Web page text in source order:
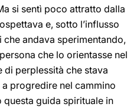
si sentì poco attratto dalla
e, sotto l’influsso
andava sperimentando,
che lo orientasse nel
perplessità che stava
progredire nel cammino
questa guida spirituale in